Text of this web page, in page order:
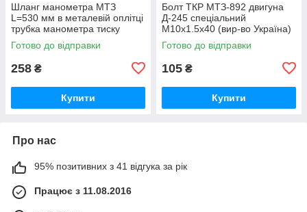
Шланг манометра МТЗ
L=530 мм в металевій оплітці
трубка манометра тиску
масла (вир-во Україна) 70-
3801180
Готово до відправки
258 ₴
Купити
Болт ТКР МТЗ-892 двигуна
Д-245 спеціальний
М10х1.5х40 (вир-во Україна)
245-1008031 / 245-1008031-А
Готово до відправки
105 ₴
Купити
Про нас
95% позитивних з 41 відгука за рік
Працює з 11.08.2016